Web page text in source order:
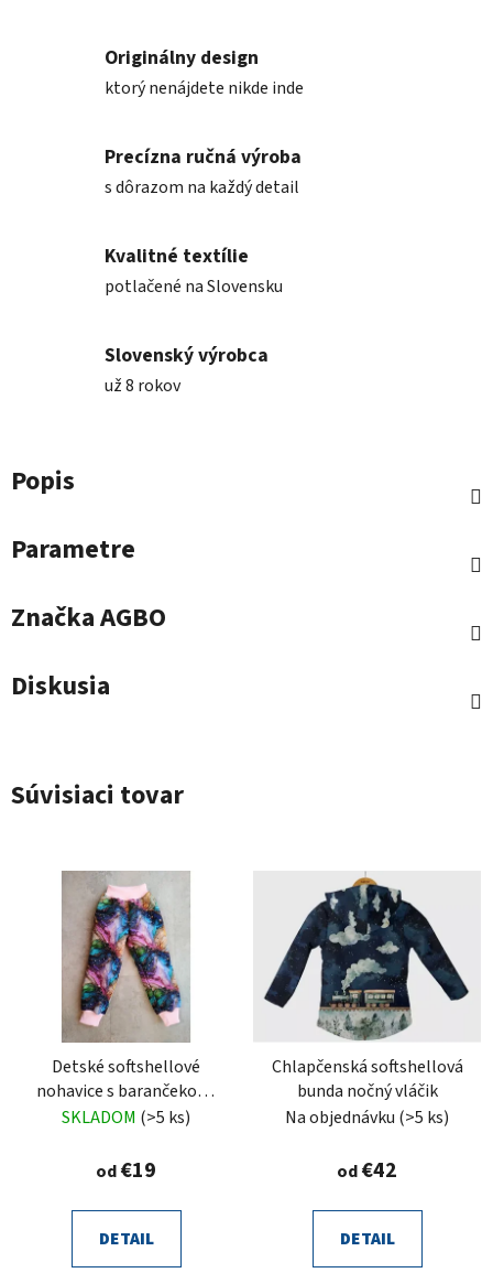
Originálny design
ktorý nenájdete nikde inde
Precízna ručná výroba
s dôrazom na každý detail
Kvalitné textílie
potlačené na Slovensku
Slovenský výrobca
už 8 rokov
Popis
Parametre
ZnačkaAGBO
Diskusia
Súvisiaci tovar
Detské softshellové
nohavice s barančekom,
perlový vír
SKLADOM (>5 ks)
od€19
DETAIL
Chlapčenská softshellová
bunda nočný vláčik
Na objednávku (>5 ks)
od€42
DETAIL